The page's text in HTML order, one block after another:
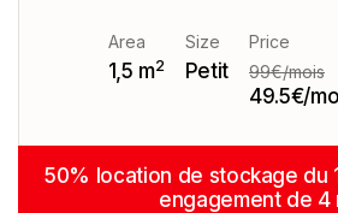
Area
1,5 m2
Size
Petit
Price
99€/mois
49.5€/
50% location de stockage du
engagement de 4